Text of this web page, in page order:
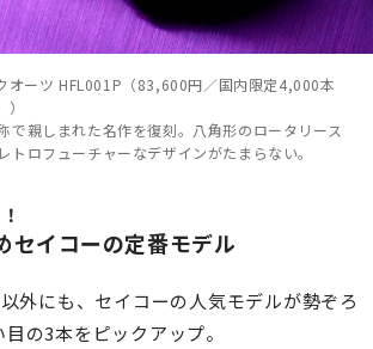
オーツ HFL001P（83,600円／国内限定4,000本
で親しまれた名作を復刻。八角形のロータリース
トロフューチャーなデザインがたまらない。
セイコーの定番モデル
外にも、セイコーの人気モデルが勢ぞろ
の3本をピックアップ。